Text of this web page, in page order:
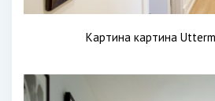
Картина картина